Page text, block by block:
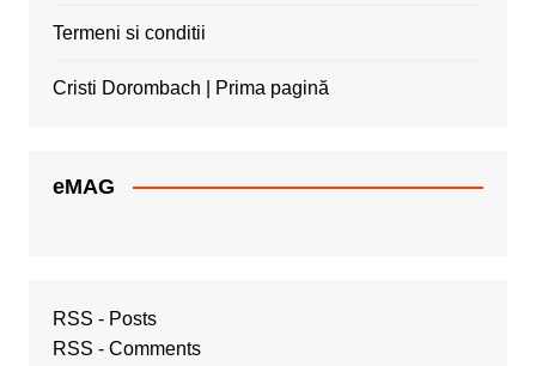
Termeni si conditii
Cristi Dorombach | Prima pagină
eMAG
RSS - Posts
RSS - Comments